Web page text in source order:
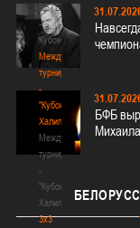
BETERA
-
Кубок
Международный
турнир
-
"Кубок
Халипского"
Международный
турнир
-
"Кубок
Халипского"
3x3
БФБ